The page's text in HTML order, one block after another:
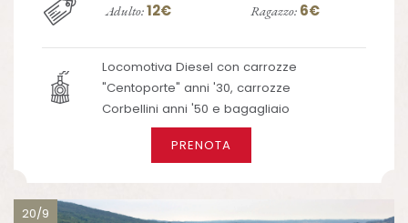
Adulto:12€ Ragazzo: 6€
Locomotiva Diesel con carrozze
"Centoporte" anni '30, carrozze
Corbellini anni '50 e bagagliaio
PRENOTA
20/9